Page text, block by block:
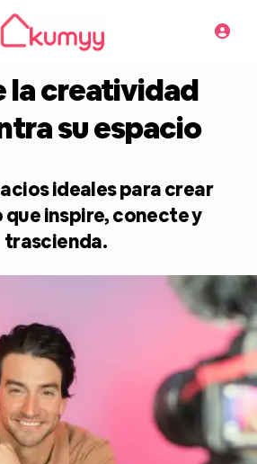
la creatividad
su espacio
ideales para crear
inspire, conecte y
trascienda.